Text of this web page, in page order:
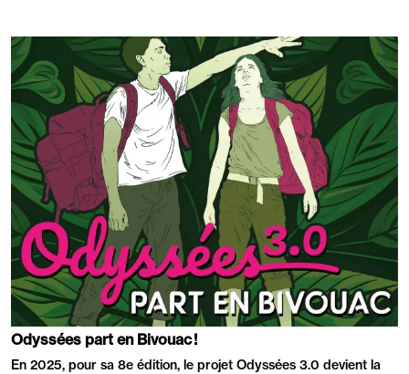
PRÉSENTATION
Odyssées part en Bivouac !
En 2025, pour sa 8e édition, le projet Odyssées 3.0 devient la